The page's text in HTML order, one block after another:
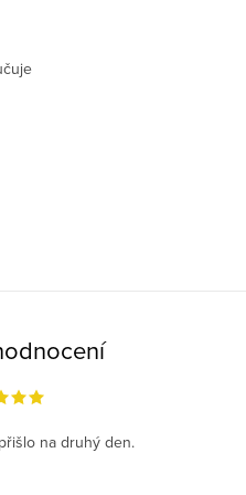
na druhý den.